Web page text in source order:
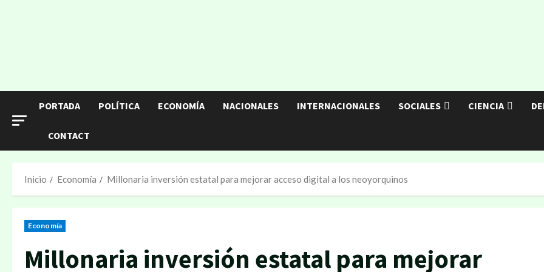
PORTADA POLÍTICA ECONOMÍA NACIONALES INTERNACIONALES SOCIALES CIENCIA
CONTACT
Inicio Economía Millonaria inversión estatal para mejorar acceso digital a los neoyorquinos
Economía
Millonaria inversión estatal para mejorar